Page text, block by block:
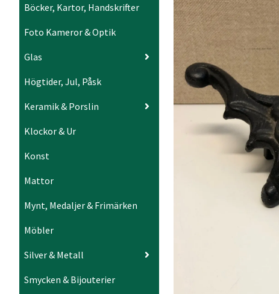
Böcker, Kartor, Handskrifter
Foto Kameror & Optik
Glas
Högtider, Jul, Påsk
Keramik & Porslin
Klockor & Ur
Konst
Mattor
Mynt, Medaljer & Frimärken
Möbler
Silver & Metall
Smycken & Bijouterier